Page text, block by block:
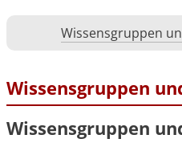
Wissensgruppen
Wissensgruppen
Wissensgruppen